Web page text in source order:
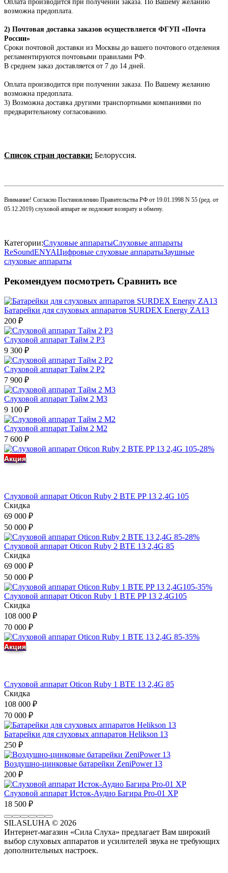
Оплата производится при получении заказа. По Вашему желанию
возможна предоплата.
2) Почтовая доставка заказов осуществляется ФГУП «Почта
России»
Сроки почтовой доставки из Москвы до вашего почтового отделения
регламентируются почтовыми правилами РФ.
В среднем заказ доставляется от 7 до 14 дней.
Оплата производится при получении заказа. По Вашему желанию
возможна предоплата.
3) Возможна доставка другими транспортными компаниями по
предварительному согласованию.
Список стран доставки: Белоруссия.
Внимание! Согласно Постановлению Правительства РФ от 19.01.1998 N 55 (ред. от
05.12.2019) слуховой аппарат не подлежит возврату и обмену.
Категории:Слуховые аппаратыСлуховые аппараты
ReSoundENYAЦифровые слуховые аппаратыЗаушные
слуховые аппараты
Рекомендуем посмотреть Сравнить все
Батарейки для слуховых аппаратов SURDEX Energy ZA13
200 ₽
Слуховой аппарат Тайм 2 Р3
9 300 ₽
Слуховой аппарат Тайм 2 Р2
7 900 ₽
Слуховой аппарат Тайм 2 М3
9 100 ₽
Слуховой аппарат Тайм 2 М2
7 600 ₽
-28%
Акция
Слуховой аппарат Oticon Ruby 2 BTE PP 13 2,4G 105
Скидка
69 000 ₽
50 000 ₽
-28%
Слуховой аппарат Oticon Ruby 2 BTE 13 2,4G 85
Скидка
69 000 ₽
50 000 ₽
-35%
Слуховой аппарат Oticon Ruby 1 BTE PP 13 2,4G105
Скидка
108 000 ₽
70 000 ₽
-35%
Акция
Слуховой аппарат Oticon Ruby 1 BTE 13 2,4G 85
Скидка
108 000 ₽
70 000 ₽
Батарейки для слуховых аппаратов Helikson 13
250 ₽
Воздушно-цинковые батарейки ZeniPower 13
200 ₽
Слуховой аппарат Исток-Аудио Багира Pro-01 XP
18 500 ₽
SILASLUHA © 2026
Интернет-магазин «Сила Слуха» предлагает Вам широкий
выбор слуховых аппаратов и усилителей звука не требующих
дополнительных настроек.